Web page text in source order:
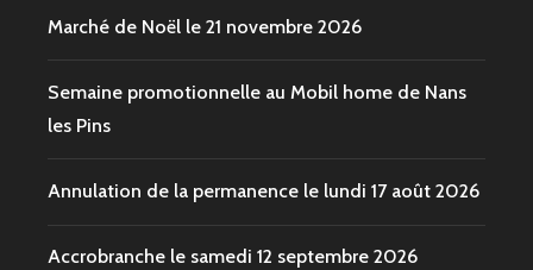
Marché de Noël le 21 novembre 2026
Semaine promotionnelle au Mobil home de Nans
les Pins
Annulation de la permanence le lundi 17 août 2026
Accrobranche le samedi 12 septembre 2026